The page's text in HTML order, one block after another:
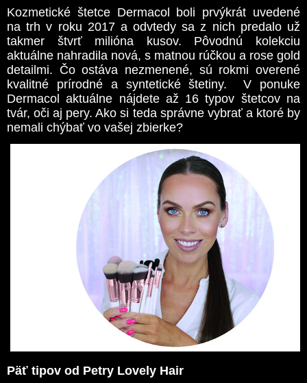
Kozmetické štetce Dermacol boli prvýkrát uvedené
na trh v roku 2017 a odvtedy sa z nich predalo už
takmer štvrť milióna kusov. Pôvodnú kolekciu
aktuálne nahradila nová, s matnou rúčkou a rose gold
detailmi. Čo ostáva nezmenené, sú rokmi overené
kvalitné prírodné a syntetické štetiny. V ponuke
Dermacol aktuálne nájdete až 16 typov štetcov na
tvár, oči aj pery. Ako si teda správne vybrať a ktoré by
nemali chýbať vo vašej zbierke?
Päť tipov od Petry Lovely Hair